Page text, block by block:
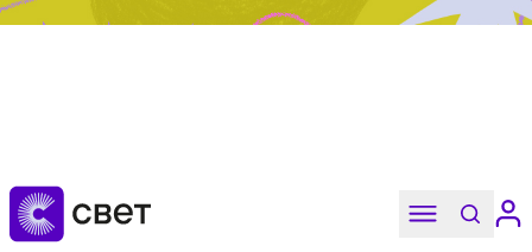
Дружба, любовь, взросление
Читать